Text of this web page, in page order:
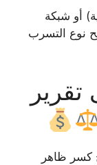
أو شبكة
نوع التسرب
تقرير
كسر ظاهر